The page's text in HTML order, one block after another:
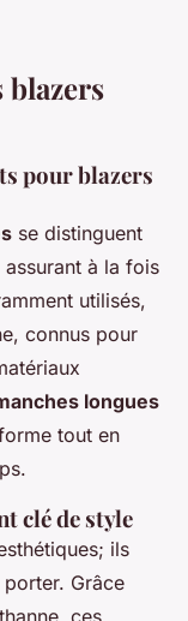
pour blazers
se distinguent
à la fois
utilisés,
connus pour
longues
tout en
clé de style
ils
Grâce